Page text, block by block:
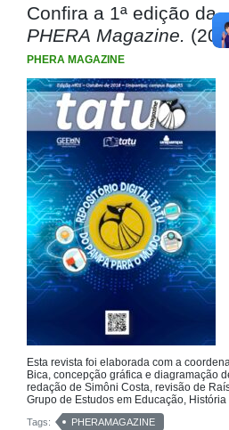
Confira a 1ª edição da
PHERA Magazine.
PHERA MAGAZINE
Esta revista foi elaborada com a
Bica, concepção gráfica e diagramação
redação de Simôni Costa, revisão de
Grupo de Estudos em Educação,
Tags: PHERAMAGAZINE